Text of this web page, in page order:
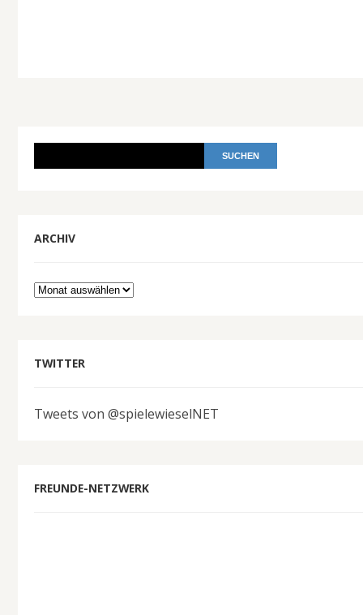
ARCHIV
Archiv
TWITTER
Tweets von @spielewieselNET
FREUNDE-NETZWERK